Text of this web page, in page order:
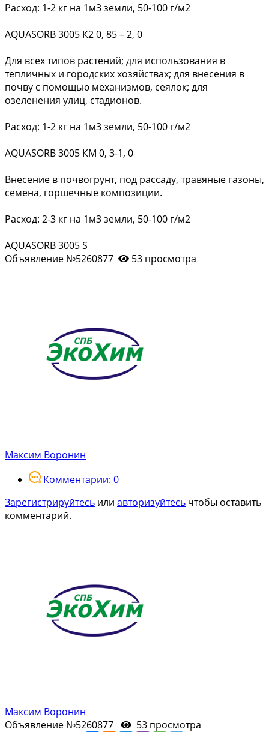
Расход: 1-2 кг на 1м3 земли, 50-100 г/м2
AQUASORB 3005 К2 0, 85 – 2, 0
Для всех типов растений; для использования в
тепличных и городских хозяйствах; для внесения в
почву с помощью механизмов, сеялок; для
озеленения улиц, стадионов.
Расход: 1-2 кг на 1м3 земли, 50-100 г/м2
AQUASORB 3005 КМ 0, 3-1, 0
Внесение в почвогрунт, под рассаду, травяные газоны,
семена, горшечные композиции.
Расход: 2-3 кг на 1м3 земли, 50-100 г/м2
AQUASORB 3005 S
Объявление №5260877
53 просмотра
Максим Воронин
Комментарии: 0
Зарегистрируйтесь или авторизуйтесь чтобы оставить
комментарий.
Максим Воронин
Объявление №5260877
53 просмотра